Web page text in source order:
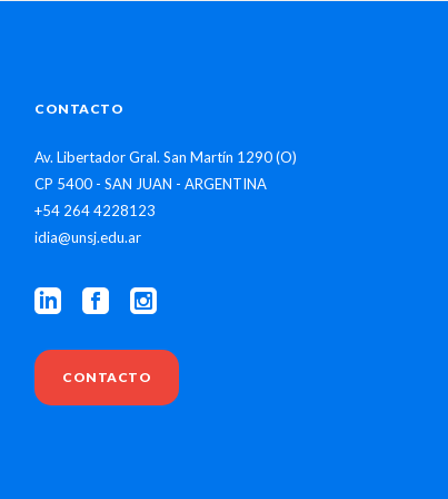
CONTACTO
Av. Libertador Gral. San Martín 1290 (O)
CP 5400 - SAN JUAN - ARGENTINA
+54 264 4228123
idia@unsj.edu.ar
CONTACTO